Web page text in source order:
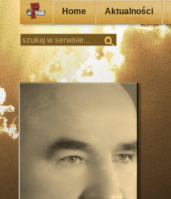
Home Aktualności